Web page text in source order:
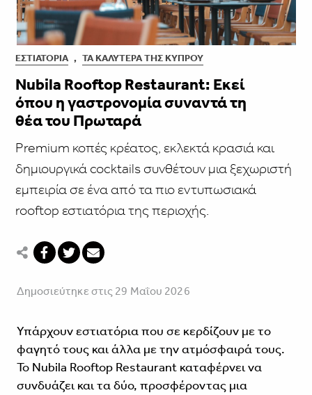
ΕΣΤΙΑΤΌΡΙΑ , ΤΑ ΚΑΛΎΤΕΡΑ ΤΗΣ ΚΎΠΡΟΥ
Nubila Rooftop Restaurant: Εκεί
όπου η γαστρονομία συναντά τη
θέα του Πρωταρά
Premium κοπές κρέατος, εκλεκτά κρασιά και
δημιουργικά cocktails συνθέτουν μια ξεχωριστή
εμπειρία σε ένα από τα πιο εντυπωσιακά
rooftop εστιατόρια της περιοχής.
Δημοσιεύτηκε στις 29 Μαΐου 2026
Υπάρχουν εστιατόρια που σε κερδίζουν με το
φαγητό τους και άλλα με την ατμόσφαιρά τους.
Το Nubila Rooftop Restaurant καταφέρνει να
συνδυάζει και τα δύο, προσφέροντας μια